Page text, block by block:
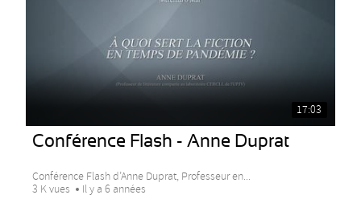
17:03
Conférence Flash - Anne Duprat
Conférence Flash d’Anne Duprat, Professeur en...
3 K vues
Il y a 6 années